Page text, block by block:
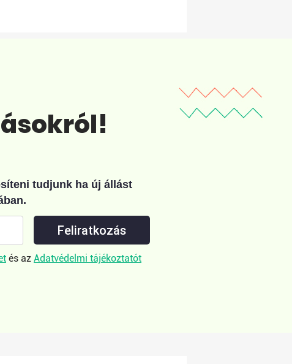
tudjunk ha új állást
Feliratkozás
és az Adatvédelmi tájékoztatót